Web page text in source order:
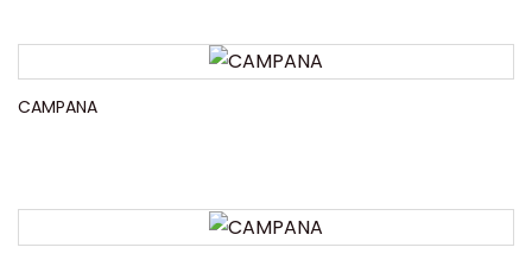
CAMPANA